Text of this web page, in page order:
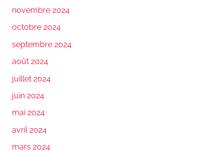
novembre 2024
octobre 2024
septembre 2024
août 2024
juillet 2024
juin 2024
mai 2024
avril 2024
mars 2024